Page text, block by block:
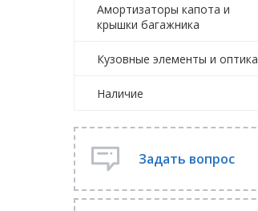
Амортизаторы капота и
крышки багажника
Кузовные элементы и оптика
Наличие
Задать вопрос